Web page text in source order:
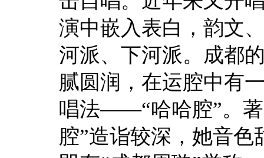
演中嵌入表白，韵文
河派、下河派。成都
腻圆润，在运腔中有
唱法——“哈哈腔”。著
腔”造诣较深，她音